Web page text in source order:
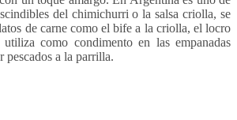
del chimichurri o la salsa criolla, se
de carne como el bife a la criolla, el locro
utiliza como condimento en las empanadas
pescados a la parrilla.